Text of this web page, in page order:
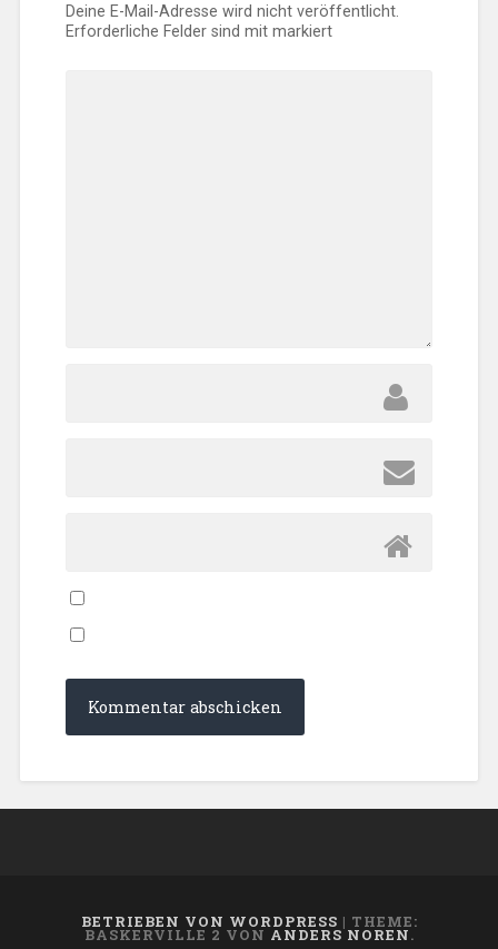
Deine E-Mail-Adresse wird nicht veröffentlicht.
Erforderliche Felder sind mitmarkiert
BETRIEBEN VON WORDPRESS | THEME:
BASKERVILLE 2 VON ANDERS NOREN.